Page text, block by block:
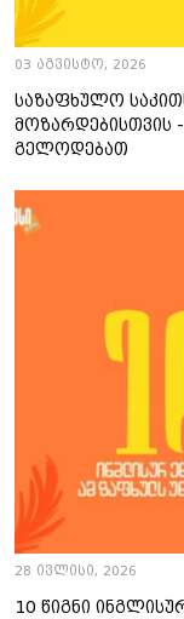
03 აგვისტო, 2026
საზაფხულო
მოზარდებისთვის
გელოდებათ
28 ივლისი, 2026
10 წიგნი